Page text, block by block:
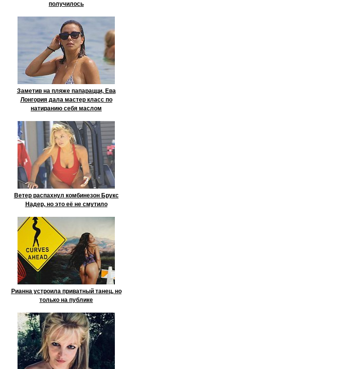
получилось
Заметив на пляже папарацци, Ева
Лонгория дала мастер класс по
натиранию себя маслом
Ветер распахнул комбинезон Брукс
Надер, но это её не смутило
Рианна устроила приватный танец, но
только на публике